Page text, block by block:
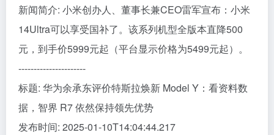
新闻简介: 小米创办人、董事长兼CEO雷军宣布：小米
14Ultra可以享受国补了。该系列机型全版本直降500
元，到手价5999元起（平台显示价格为5499元起）。
----------------------
标题: 华为余承东评价特斯拉焕新 Model Y：看资料数
据，智界 R7 依然保持领先优势
发布时间: 2025-01-10T14:04:44.217